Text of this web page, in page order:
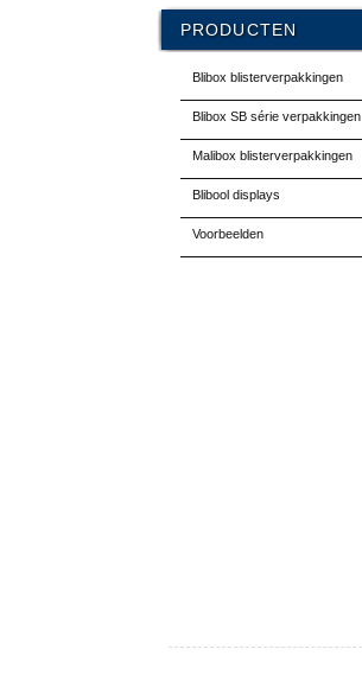
PRODUCTEN
Blibox blisterverpakkingen
Blibox SB série verpakkingen
Malibox blisterverpakkingen
Blibool displays
Voorbeelden